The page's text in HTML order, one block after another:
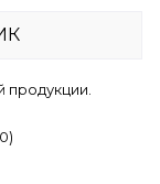
продукции.